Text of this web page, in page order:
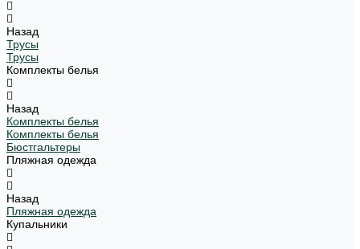
Назад
Трусы
Трусы
Комплекты белья
Назад
Комплекты белья
Комплекты белья
Бюстгальтеры
Пляжная одежда
Назад
Пляжная одежда
Купальники